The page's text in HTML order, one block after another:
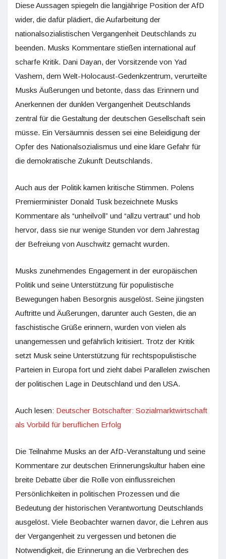
Diese Aussagen spiegeln die langjährige Position der AfD
wider, die dafür plädiert, die Aufarbeitung der
nationalsozialistischen Vergangenheit Deutschlands zu
beenden. Musks Kommentare stießen international auf
scharfe Kritik. Dani Dayan, der Vorsitzende von Yad
Vashem, dem Welt-Holocaust-Gedenkzentrum, verurteilte
Musks Äußerungen und betonte, dass das Erinnern und
Anerkennen der dunklen Vergangenheit Deutschlands
zentral für die Gestaltung der deutschen Gesellschaft sein
müsse. Ein Versäumnis dessen sei eine Beleidigung der
Opfer des Nationalsozialismus und eine klare Gefahr für
die demokratische Zukunft Deutschlands.
Auch aus der Politik kamen kritische Stimmen. Polens
Premierminister Donald Tusk bezeichnete Musks
Kommentare als “unheilvoll” und “allzu vertraut” und hob
hervor, dass sie nur wenige Stunden vor dem Jahrestag
der Befreiung von Auschwitz gemacht wurden.
Musks zunehmendes Engagement in der europäischen
Politik und seine Unterstützung für populistische
Bewegungen haben Besorgnis ausgelöst. Seine jüngsten
Auftritte und Äußerungen, darunter auch Gesten, die an
faschistische Grüße erinnern, wurden von vielen als
unangemessen und gefährlich kritisiert. Trotz der Kritik
setzt Musk seine Unterstützung für rechtspopulistische
Parteien in Europa fort und zieht dabei Parallelen zwischen
der politischen Lage in Deutschland und den USA.
Auch lesen: Deutscher Botschafter: Sozialmarktwirtschaft
als Vorbild für beruflichen Erfolg
Die Teilnahme Musks an der AfD-Veranstaltung und seine
Kommentare zur deutschen Erinnerungskultur haben eine
breite Debatte über die Rolle von einflussreichen
Persönlichkeiten in politischen Prozessen und die
Bedeutung der historischen Verantwortung Deutschlands
ausgelöst. Viele Beobachter warnen davor, die Lehren aus
der Vergangenheit zu vergessen und betonen die
Notwendigkeit, die Erinnerung an die Verbrechen des